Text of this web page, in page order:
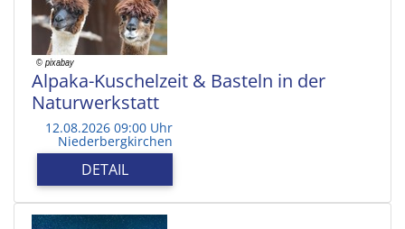
Alpaka-Kuschelzeit & Basteln in der
Naturwerkstatt
12.08.2026 09:00 Uhr
Niederbergkirchen
DETAIL